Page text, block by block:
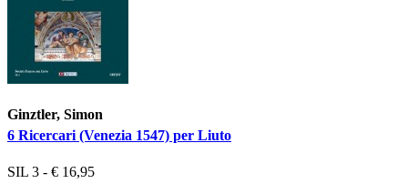
Ginztler, Simon
6 Ricercari (Venezia 1547) per Liuto
SIL 3 - € 16,95